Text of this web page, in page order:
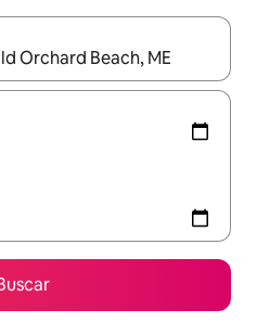
disponíveis, explore-os